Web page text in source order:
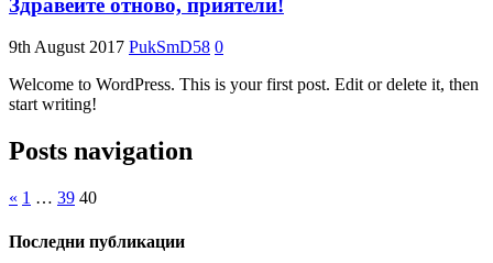
Здравейте отново, приятели!
9th August 2017 PukSmD58 0
Welcome to WordPress. This is your first post. Edit or delete it, then
start writing!
Posts navigation
« 1 … 39 40
Последни публикации